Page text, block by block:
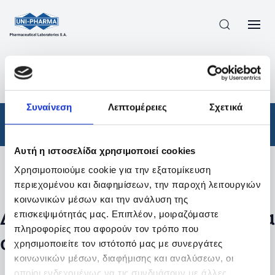
Συναίνεση Λεπτομέρειες Σχετικά
Αυτή η ιστοσελίδα χρησιμοποιεί cookies
Χρησιμοποιούμε cookie για την εξατομίκευση
περιεχομένου και διαφημίσεων, την παροχή λειτουργιών
κοινωνικών μέσων και την ανάλυση της
επισκεψιμότητάς μας. Επιπλέον, μοιραζόμαστε
πληροφορίες που αφορούν τον τρόπο που
χρησιμοποιείτε τον ιστότοπό μας με συνεργάτες
κοινωνικών μέσων, διαφήμισης και αναλύσεων, οι
οποίοι ενδεχομένως να τις συνδυάσουν με άλλες
ΠΡΟΪΟΝΤΑ
ΑΠΟΤΕΛΕΣΜΑΤΑ ΑΝΑΖΗΤΗΣΗΣ
Φάρμακα
Φίλτρα
Δεν βρέθηκαν προϊόντα με τα
συγκεκριμένα φίλτρα